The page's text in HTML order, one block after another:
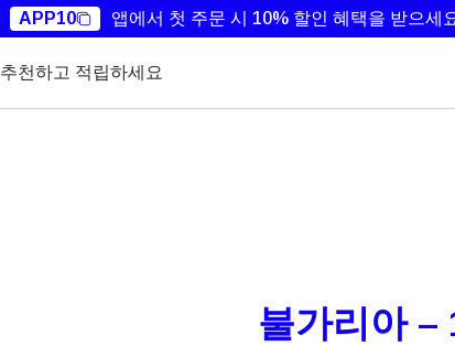
APP10 앱에서 첫 주문 시 10% 할인 혜택을 받으세
추천하고 적립하세요
불가리아 –